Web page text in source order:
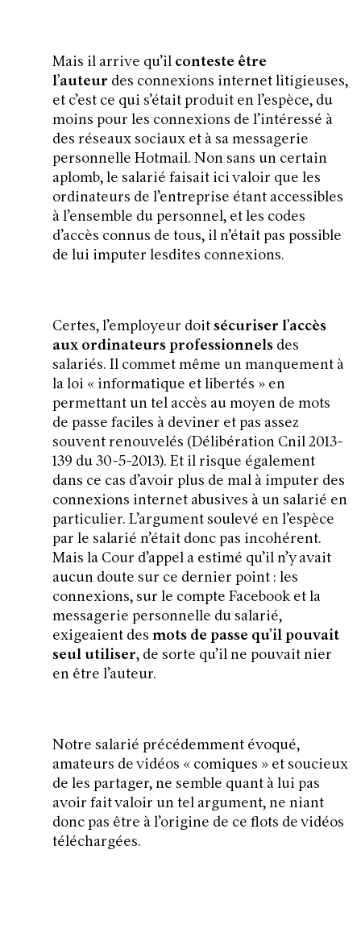
Mais il arrive qu’il conteste être
l’auteur des connexions internet litigieuses,
et c’est ce qui s’était produit en l’espèce, du
moins pour les connexions de l’intéressé à
des réseaux sociaux et à sa messagerie
personnelle Hotmail. Non sans un certain
aplomb, le salarié faisait ici valoir que les
ordinateurs de l’entreprise étant accessibles
à l’ensemble du personnel, et les codes
d’accès connus de tous, il n’était pas possible
de lui imputer lesdites connexions.
Certes, l’employeur doitsécuriser l’accès
aux ordinateurs professionnels des
salariés. Il commet même un manquement à
la loi « informatique et libertés » en
permettant un tel accès au moyen de mots
de passe faciles à deviner et pas assez
souvent renouvelés (Délibération Cnil 2013-
139 du 30-5-2013). Et il risque également
dans ce cas d’avoir plus de mal à imputer des
connexions internet abusives à un salarié en
particulier. L’argument soulevé en l’espèce
par le salarié n’était donc pas incohérent.
Mais la Cour d’appel a estimé qu’il n’y avait
aucun doute sur ce dernier point : les
connexions, sur le compte Facebook et la
messagerie personnelle du salarié,
exigeaient desmots de passe qu’il pouvait
seul utiliser, de sorte qu’il ne pouvait nier
en être l’auteur.
Notre salarié précédemment évoqué,
amateurs de vidéos « comiques » et soucieux
de les partager, ne semble quant à lui pas
avoir fait valoir un tel argument, ne niant
donc pas être à l’origine de ce flots de vidéos
téléchargées.